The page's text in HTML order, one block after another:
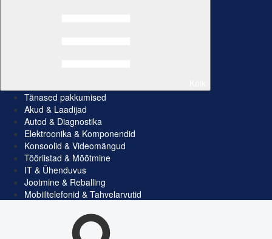
Tänased pakkumised
Akud & Laadijad
Autod & Diagnostika
Elektroonika & Komponendid
Konsoolid & Videomängud
Tööriistad & Mõõtmine
IT & Ühenduvus
Jootmine & Reballing
Mobiiltelefonid & Tahvelarvutid